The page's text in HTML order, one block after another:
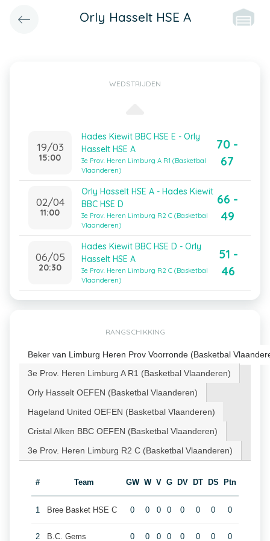
Orly Hasselt HSE A
WEDSTRIJDEN
19/03
15:00
Hades Kiewit BBC HSE E - Orly
Hasselt HSE A
3e Prov. Heren Limburg A R1 (Basketbal
Vlaanderen)
70 -
67
02/04
11:00
Orly Hasselt HSE A - Hades Kiewit
BBC HSE D
3e Prov. Heren Limburg R2 C (Basketbal
Vlaanderen)
66 -
49
06/05
20:30
Hades Kiewit BBC HSE D - Orly
Hasselt HSE A
3e Prov. Heren Limburg R2 C (Basketbal
Vlaanderen)
51 -
46
RANGSCHIKKING
Beker van Limburg Heren Prov Voorronde (Basketbal
3e Prov. Heren Limburg A R1 (Basketbal Vlaanderen)
Orly Hasselt OEFEN (Basketbal Vlaanderen)
Hageland United OEFEN (Basketbal Vlaanderen)
Cristal Alken BBC OEFEN (Basketbal Vlaanderen)
3e Prov. Heren Limburg R2 C (Basketbal Vlaanderen)
# Team GW W V G DV DT DS Ptn
1 Bree Basket HSE C 0 0 0 0 0 0 0 0
2 B.C. Gems 0 0 0 0 0 0 0 0